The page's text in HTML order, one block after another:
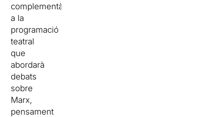
complementària
a la
programació
teatral
que
abordarà
debats
sobre
Marx,
pensament